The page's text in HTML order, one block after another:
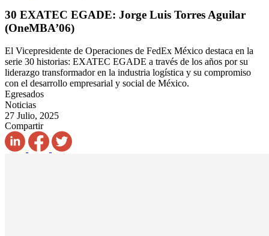
30 EXATEC EGADE: Jorge Luis Torres Aguilar
(OneMBA’06)
El Vicepresidente de Operaciones de FedEx México destaca en la
serie 30 historias: EXATEC EGADE a través de los años por su
liderazgo transformador en la industria logística y su compromiso
con el desarrollo empresarial y social de México.
Egresados
Noticias
27 Julio, 2025
Compartir